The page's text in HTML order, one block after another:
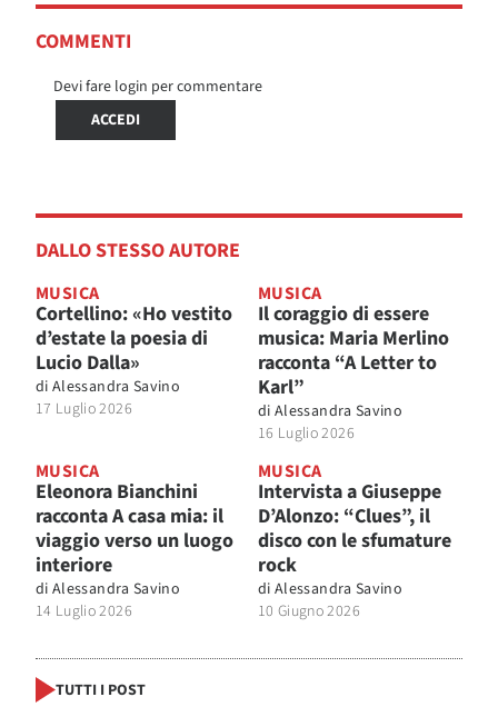
COMMENTI
Devi fare login per commentare
ACCEDI
DALLO STESSO AUTORE
MUSICA
Cortellino: «Ho vestito
d’estate la poesia di
Lucio Dalla»
di Alessandra Savino
17 Luglio 2026
MUSICA
Il coraggio di essere
musica: Maria Merlino
racconta “A Letter to
Karl”
di Alessandra Savino
16 Luglio 2026
MUSICA
Eleonora Bianchini
racconta A casa mia: il
viaggio verso un luogo
interiore
di Alessandra Savino
14 Luglio 2026
MUSICA
Intervista a Giuseppe
D’Alonzo: “Clues”, il
disco con le sfumature
rock
di Alessandra Savino
10 Giugno 2026
TUTTI I POST